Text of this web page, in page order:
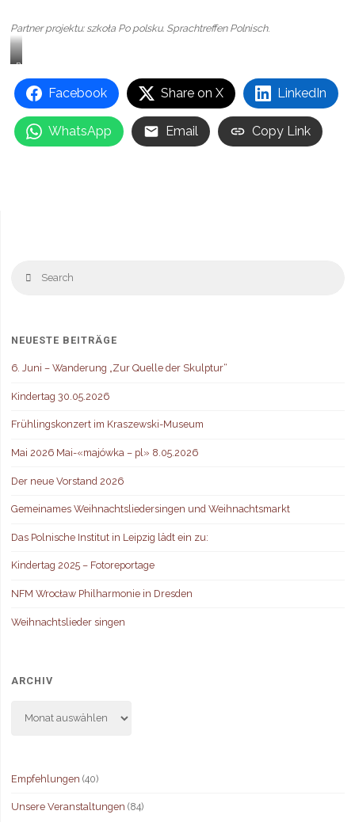
Partner projektu: szkoła Po polsku. Sprachtreffen Polnisch.
B
E
L
I
N
g
–
L
Facebook Share on X LinkedIn
WhatsApp Email Copy Link
Search
NEUESTE BEITRÄGE
6. Juni – Wanderung „Zur Quelle der Skulptur“
Kindertag 30.05.2026
Frühlingskonzert im Kraszewski-Museum
Mai 2026 Mai-«majówka – pl» 8.05.2026
Der neue Vorstand 2026
Gemeinames Weihnachtsliedersingen und Weihnachtsmarkt
Das Polnische Institut in Leipzig lädt ein zu:
Kindertag 2025 – Fotoreportage
NFM Wrocław Philharmonie in Dresden
Weihnachtslieder singen
ARCHIV
Empfehlungen (40)
Unsere Veranstaltungen (84)